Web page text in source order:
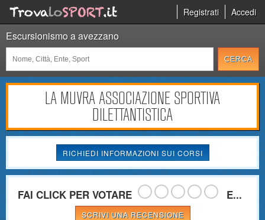
Registrati Accedi
Escursionismo a avezzano
LA MUVRA ASSOCIAZIONE SPORTIVA
DILETTANTISTICA
RICHIEDI INFORMAZIONI SUI CORSI
FAI CLICK PER VOTARE E...
SCRIVI UNA RECENSIONE